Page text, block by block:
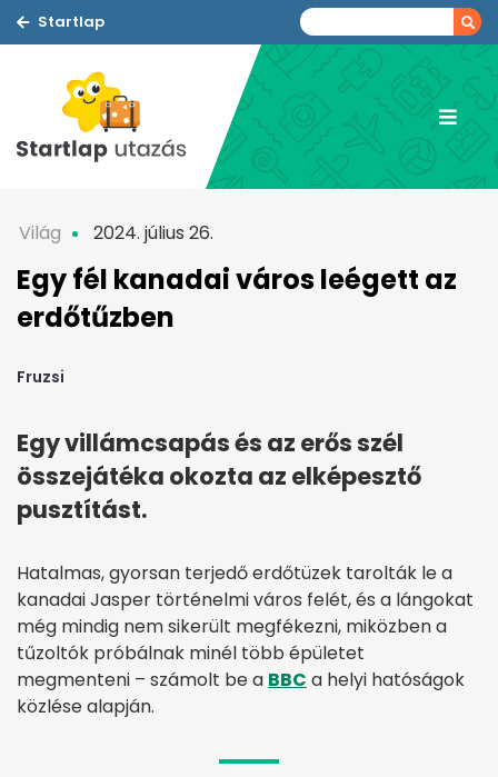
Startlap
Világ 2024. július 26.
Egy fél kanadai város leégett az
erdőtűzben
Fruzsi
Egy villámcsapás és az erős szél
összejátéka okozta az elképesztő
pusztítást.
Hatalmas, gyorsan terjedő erdőtüzek tarolták le a
kanadai Jasper történelmi város felét, és a lángokat
még mindig nem sikerült megfékezni, miközben a
tűzoltók próbálnak minél több épületet
megmenteni – számolt be a BBC a helyi hatóságok
közlése alapján.